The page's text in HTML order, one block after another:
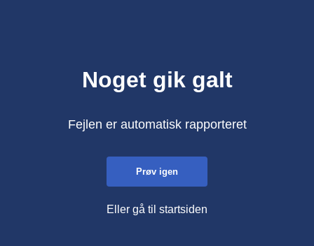
Noget gik galt
Fejlen er automatisk rapporteret
Prøv igen
Eller gå til startsiden